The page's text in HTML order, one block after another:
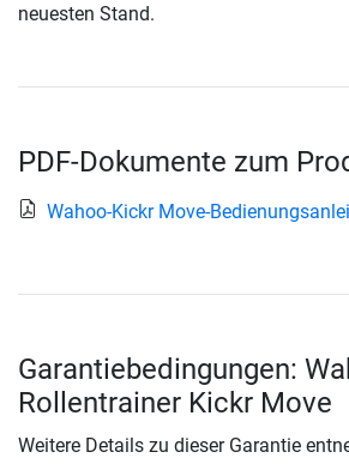
neuesten Stand.
PDF-Dokumente zum
Wahoo-Kickr Move-
Garantiebedingungen:
Rollentrainer Kickr Move
Weitere Details zu dieser Garantie